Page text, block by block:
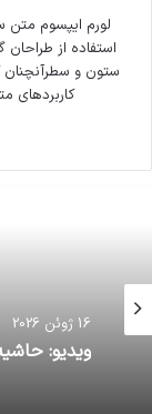
لورم ایپسوم متن
استفاده از
ستون و سطرآنچنان
کاربردهای
16 ژوئن 2026
ویدیو: